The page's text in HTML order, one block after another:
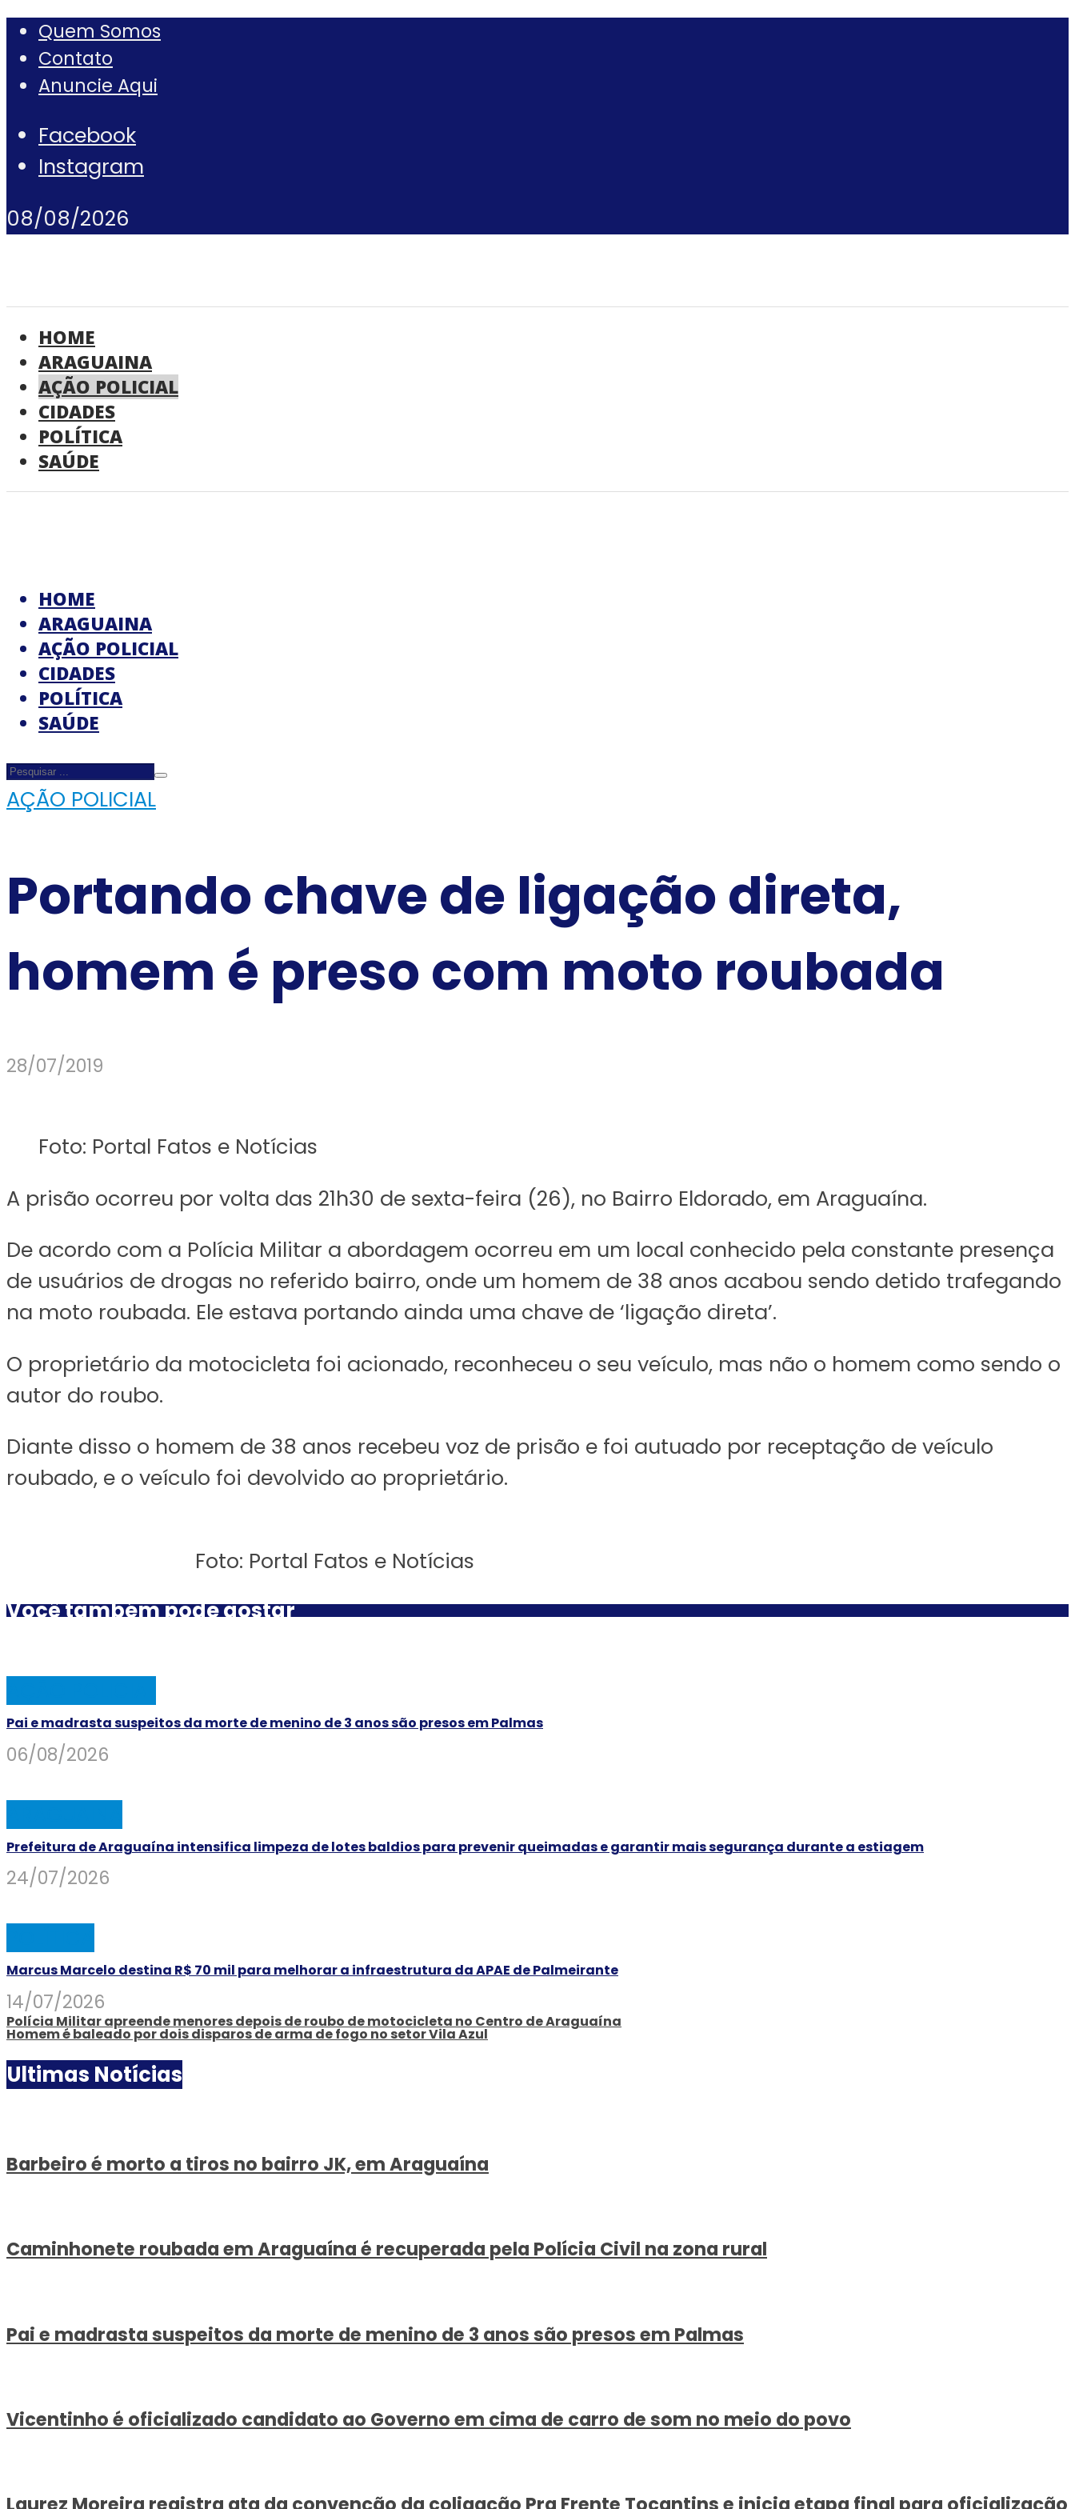
Quem Somos
Contato
Anuncie Aqui
Facebook
Instagram
08/08/2026
HOME
ARAGUAINA
AÇÃO POLICIAL
CIDADES
POLÍTICA
SAÚDE
HOME
ARAGUAINA
AÇÃO POLICIAL
CIDADES
POLÍTICA
SAÚDE
AÇÃO POLICIAL
Portando chave de ligação direta,
homem é preso com moto roubada
28/07/2019
Foto: Portal Fatos e Notícias
A prisão ocorreu por volta das 21h30 de sexta-feira (26), no Bairro Eldorado, em Araguaína.
De acordo com a Polícia Militar a abordagem ocorreu em um local conhecido pela constante presença
de usuários de drogas no referido bairro, onde um homem de 38 anos acabou sendo detido trafegando
na moto roubada. Ele estava portando ainda uma chave de ‘ligação direta’.
O proprietário da motocicleta foi acionado, reconheceu o seu veículo, mas não o homem como sendo o
autor do roubo.
Diante disso o homem de 38 anos recebeu voz de prisão e foi autuado por receptação de veículo
roubado, e o veículo foi devolvido ao proprietário.
Foto: Portal Fatos e Notícias
Você também pode gostar
Pai e madrasta suspeitos da morte de menino de 3 anos são presos em Palmas
06/08/2026
Prefeitura de Araguaína intensifica limpeza de lotes baldios para prevenir queimadas e garantir mais segurança durante a estiagem
24/07/2026
Marcus Marcelo destina R$ 70 mil para melhorar a infraestrutura da APAE de Palmeirante
14/07/2026
Polícia Militar apreende menores depois de roubo de motocicleta no Centro de Araguaína
Homem é baleado por dois disparos de arma de fogo no setor Vila Azul
Ultimas Notícias
Barbeiro é morto a tiros no bairro JK, em Araguaína
Caminhonete roubada em Araguaína é recuperada pela Polícia Civil na zona rural
Pai e madrasta suspeitos da morte de menino de 3 anos são presos em Palmas
Vicentinho é oficializado candidato ao Governo em cima de carro de som no meio do povo